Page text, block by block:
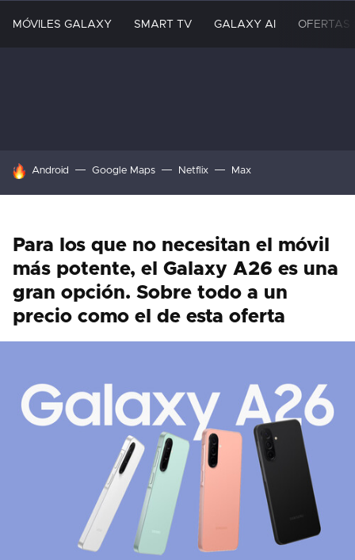
MÓVILES GALAXY SMART TV GALAXY AI OFERTAS
HOY SE HABLA DE
Android Google Maps Netflix Max
Para los que no necesitan el móvil
más potente, el Galaxy A26 es una
gran opción. Sobre todo a un
precio como el de esta oferta